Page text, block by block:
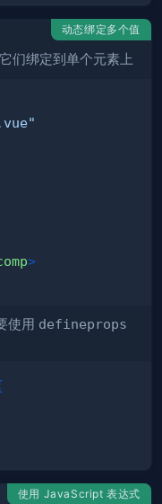
动态绑定多个值
们绑定到单个元素上
>
使用 defineprops
使用 JavaScript 表达式